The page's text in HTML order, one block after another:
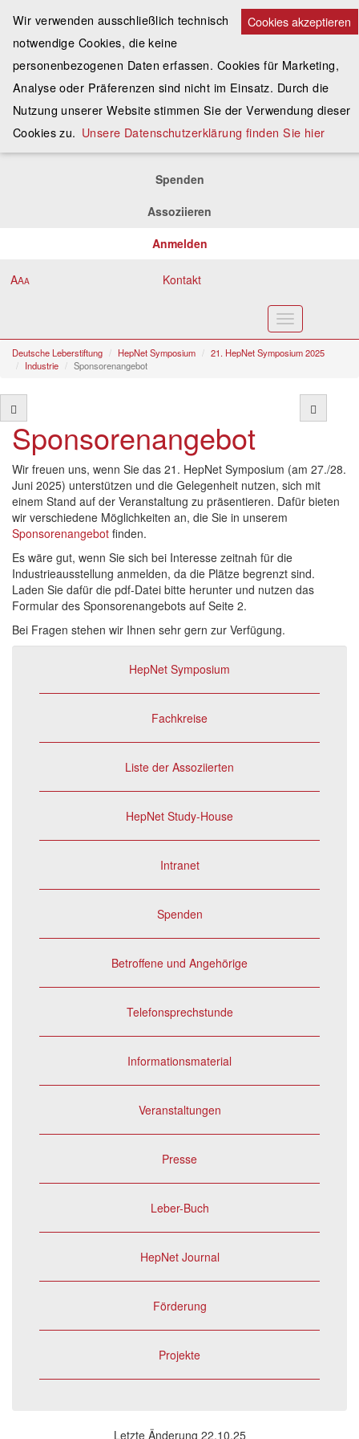
Spenden
Assoziieren
Anmelden
AAA Kontakt
Toggle
navigation
Deutsche Leberstiftung HepNet Symposium
21. HepNet Symposium 2025
Industrie
Sponsorenangebot
Sponsorenangebot
Wir freuen uns, wenn Sie das 21. HepNet Symposium (am 27./28.
Juni 2025) unterstützen und die Gelegenheit nutzen, sich mit
einem Stand auf der Veranstaltung zu präsentieren. Dafür bieten
wir verschiedene Möglichkeiten an, die Sie in unserem
Sponsorenangebot finden.
Es wäre gut, wenn Sie sich bei Interesse zeitnah für die
Industrieausstellung anmelden, da die Plätze begrenzt sind.
Laden Sie dafür die pdf-Datei bitte herunter und nutzen das
Formular des Sponsorenangebots auf Seite 2.
Bei Fragen stehen wir Ihnen sehr gern zur Verfügung.
HepNet Symposium
Fachkreise
Liste der Assoziierten
HepNet Study-House
Intranet
Spenden
Betroffene und Angehörige
Telefonsprechstunde
Informationsmaterial
Veranstaltungen
Presse
Leber-Buch
HepNet Journal
Förderung
Projekte
Letzte Änderung 22.10.25
Cookies akzeptieren
Wir verwenden ausschließlich technisch
notwendige Cookies, die keine
personenbezogenen Daten erfassen. Cookies für Marketing,
Analyse oder Präferenzen sind nicht im Einsatz. Durch die
Nutzung unserer Website stimmen Sie der Verwendung dieser
Cookies zu. Unsere Datenschutzerklärung finden Sie hier